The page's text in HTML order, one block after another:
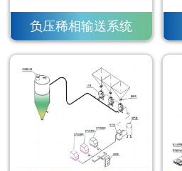
负压稀相输送系统